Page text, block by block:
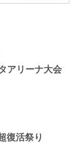
進行によって終了
ビスのPPV配信チ
好きな配信サービ
ック presents
ルタイムで視聴し
税込)
S...
アリーナ大会
復活祭り